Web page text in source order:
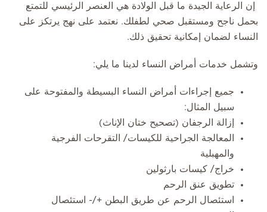
إن الرعاية الجيدة ما قبل الولادة هي العنصر الرئيسي للتمتع
بحمل ناجح ومستقبل صحي لطفلك. نعتمد على نهج يرتكز على
النساء لضمان إمكانية تحقيق ذلك.
وتشمل خدمات أمراض النساء لدينا ما يلي:
جميع إجراءات أمراض النساء البسيطة والمفتوحة على
سبيل المثال:
إزالة الرجفان (تصحيح ختان الإناث)
المعالجة الجراحية للكيسات/ التقرحات الفرجية
والمهبلية
خراج/ كيسات بارثولين
تطويق عنق الرحم
استئصال الرحم عن طريق البطن +/- استئصال